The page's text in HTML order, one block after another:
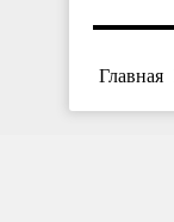
Главная